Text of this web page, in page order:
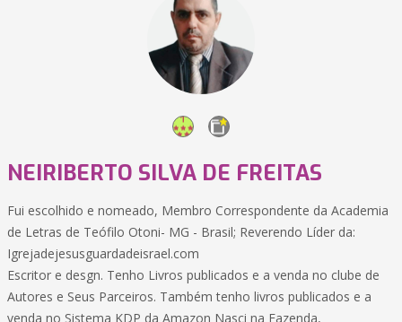
NEIRIBERTO SILVA DE FREITAS
Fui escolhido e nomeado, Membro Correspondente da Academia
de Letras de Teófilo Otoni- MG - Brasil; Reverendo Líder da:
Igrejadejesusguardadeisrael.com
Escritor e desgn. Tenho Livros publicados e a venda no clube de
Autores e Seus Parceiros. Também tenho livros publicados e a
venda no Sistema KDP da Amazon Nasci na Fazenda,